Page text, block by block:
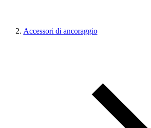
Accessori di ancoraggio